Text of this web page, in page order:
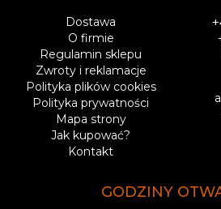
Dostawa
O firmie
Regulamin sklepu
Zwroty i reklamacje
Polityka plików cookies
Polityka prywatności
Mapa strony
Jak kupować?
Kontakt
GODZINY